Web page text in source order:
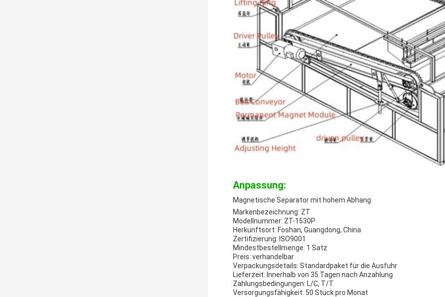
Anpassung:
Magnetische Separator mit hohem Abhang
Markenbezeichnung: ZT
Modellnummer: ZT-1530P
Herkunftsort: Foshan, Guangdong, China
Zertifizierung: ISO9001
Mindestbestellmenge: 1 Satz
Preis: verhandelbar
Verpackungsdetails: Standardpaket für die Ausfuhr
Lieferzeit: Innerhalb von 35 Tagen nach Anzahlung
Zahlungsbedingungen: L/C, T/T
Versorgungsfähigkeit: 50 Stück pro Monat